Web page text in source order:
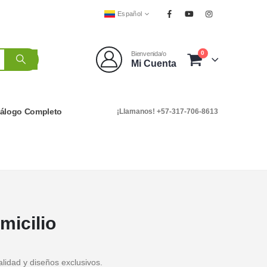
Español
Bienvenida/o
Mi Cuenta
0
Completo ¡Llamanos! +57-317-706-8613
y diseños exclusivos.